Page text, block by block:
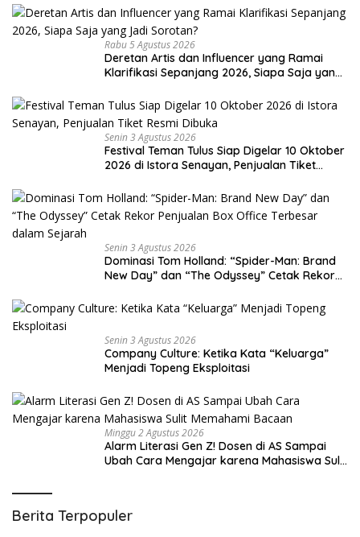
Rabu 5 Agustus 2026
Deretan Artis dan Influencer yang Ramai
Klarifikasi Sepanjang 2026, Siapa Saja yang
Senin 3 Agustus 2026
Festival Teman Tulus Siap Digelar 10 Oktober
2026 di Istora Senayan, Penjualan Tiket
Senin 3 Agustus 2026
Dominasi Tom Holland: “Spider-Man: Brand
New Day” dan “The Odyssey” Cetak Rekor
Sejarah
Senin 3 Agustus 2026
Company Culture: Ketika Kata “Keluarga”
Menjadi Topeng Eksploitasi
Minggu 2 Agustus 2026
Alarm Literasi Gen Z! Dosen di AS Sampai
Ubah Cara Mengajar karena Mahasiswa Sulit
Berita Terpopuler